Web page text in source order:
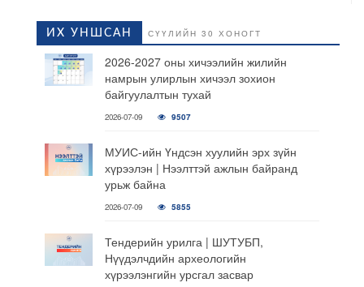
ИХ УНШСАН СҮҮЛИЙН 30 ХОНОГТ
2026-2027 оны хичээлийн жилийн
намрын улирлын хичээл зохион
байгуулалтын тухай
2026-07-09 9507
МУИС-ийн Үндсэн хуулийн эрх зүйн
хүрээлэн | Нээлттэй ажлын байранд
урьж байна
2026-07-09 5855
Тендерийн урилга | ШУТУБП,
Нүүдэлчдийн археологийн
хүрээлэнгийн урсгал засвар